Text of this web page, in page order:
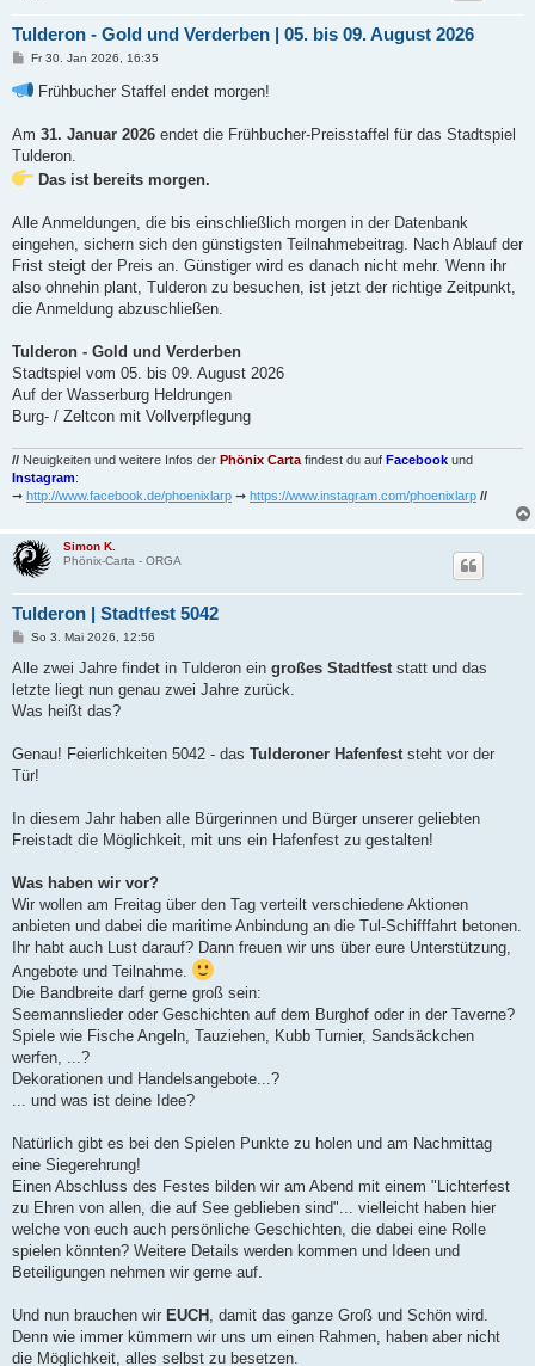
Tulderon - Gold und Verderben | 05. bis 09. August 2026
B
i
t
g
Fr 30. Jan 2026, 16:35
Frühbucher Staffel endet morgen!
Am 31. Januar 2026 endet die Frühbucher-Preisstaffel für das Stadtspiel
Tulderon.
Das ist bereits morgen.
Alle Anmeldungen, die bis einschließlich morgen in der Datenbank
eingehen, sichern sich den günstigsten Teilnahmebeitrag. Nach Ablauf der
Frist steigt der Preis an. Günstiger wird es danach nicht mehr. Wenn ihr
also ohnehin plant, Tulderon zu besuchen, ist jetzt der richtige Zeitpunkt,
die Anmeldung abzuschließen.
Tulderon - Gold und Verderben
Stadtspiel vom 05. bis 09. August 2026
Auf der Wasserburg Heldrungen
Burg- / Zeltcon mit Vollverpflegung
// Neuigkeiten und weitere Infos der Phönix Cartafindest du auf Facebook und
Instagram:
➞ http://www.facebook.de/phoenixlarp ➞ https://www.instagram.com/phoenixlarp //
Simon K.
Phönix-Carta - ORGA
Tulderon | Stadtfest 5042
B
i
r
a
So 3. Mai 2026, 12:56
Alle zwei Jahre findet in Tulderon ein großes Stadtfest statt und das
letzte liegt nun genau zwei Jahre zurück.
Was heißt das?
Genau! Feierlichkeiten 5042 - das Tulderoner Hafenfest steht vor der
Tür!
In diesem Jahr haben alle Bürgerinnen und Bürger unserer geliebten
Freistadt die Möglichkeit, mit uns ein Hafenfest zu gestalten!
Was haben wir vor?
Wir wollen am Freitag über den Tag verteilt verschiedene Aktionen
anbieten und dabei die maritime Anbindung an die Tul-Schifffahrt betonen.
Ihr habt auch Lust darauf? Dann freuen wir uns über eure Unterstützung,
Angebote und Teilnahme.
Die Bandbreite darf gerne groß sein:
Seemannslieder oder Geschichten auf dem Burghof oder in der Taverne?
Spiele wie Fische Angeln, Tauziehen, Kubb Turnier, Sandsäckchen
werfen, ...?
Dekorationen und Handelsangebote...?
... und was ist deine Idee?
Natürlich gibt es bei den Spielen Punkte zu holen und am Nachmittag
eine Siegerehrung!
Einen Abschluss des Festes bilden wir am Abend mit einem "Lichterfest
zu Ehren von allen, die auf See geblieben sind"... vielleicht haben hier
welche von euch auch persönliche Geschichten, die dabei eine Rolle
spielen könnten? Weitere Details werden kommen und Ideen und
Beteiligungen nehmen wir gerne auf.
Und nun brauchen wir EUCH
, damit das ganze Groß und Schön wird.
Denn wie immer kümmern wir uns um einen Rahmen, haben aber nicht
die Möglichkeit, alles selbst zu besetzen.